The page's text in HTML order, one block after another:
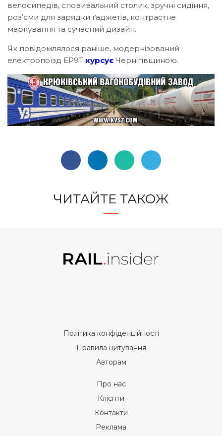
велосипедів, сповивальний столик, зручні сидіння,
розʼєми для зарядки ґаджетів, контрастне
маркування та сучасний дизайн.
Як повідомлялося раніше, модернізований
електропоїзд ЕР9Т курсує Чернігівщиною.
ЧИТАЙТЕ ТАКОЖ
Політика конфіденційності
Правила цитування
Авторам
Про нас
Клієнти
Контакти
Реклама